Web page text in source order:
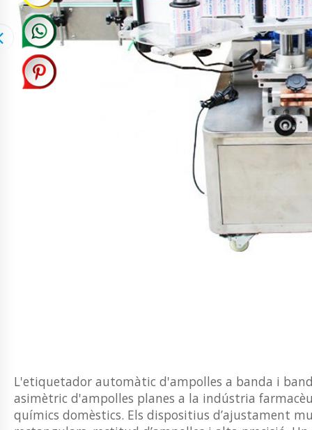
L'etiquetador automàtic d'ampolles a banda i
asimètric d'ampolles planes a la indústria
químics domèstics. Els dispositius d’ajustament